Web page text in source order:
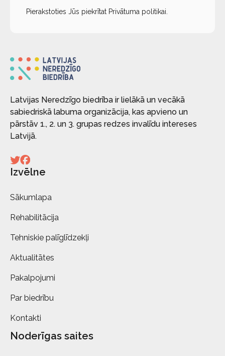
Pierakstoties Jūs piekrītat Privātuma politikai
Latvijas Neredzīgo biedrība ir lielākā un vecākā
sabiedriskā labuma organizācija, kas apvieno un
pārstāv 1., 2. un 3. grupas redzes invalīdu intereses
Latvijā.
Izvēlne
Sākumlapa
Rehabilitācija
Tehniskie palīglīdzekļi
Aktualitātes
Pakalpojumi
Par biedrību
Kontakti
Noderīgas saites